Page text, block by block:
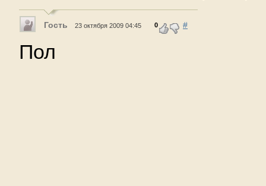
Гость 23 октября 2009 04:45 0 #
Пол